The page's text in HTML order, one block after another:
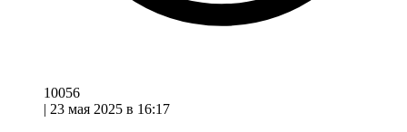
10056
| 23 мая 2025 в 16:17